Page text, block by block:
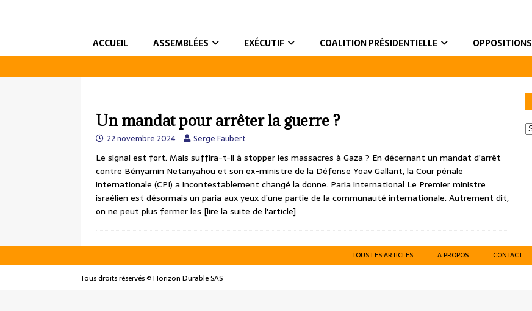
ACCUEIL ASSEMBLÉES EXÉCUTIF COALITION PRÉSIDENTIELLE OPPOSITIONS
Un mandat pour arrêter la guerre ?
22 novembre 2024 Serge Faubert
Le signal est fort. Mais suffira-t-il à stopper les massacres à Gaza ? En décernant un mandat d’arrêt
contre Bényamin Netanyahou et son ex-ministre de la Défense Yoav Gallant, la Cour pénale
internationale (CPI) a incontestablement changé la donne. Paria international Le Premier ministre
israélien est désormais un paria aux yeux d’une partie de la communauté internationale. Autrement dit,
on ne peut plus fermer les [lire la suite de l'article]
TOUS LES ARTICLES A PROPOS CONTACT
Tous droits réservés © Horizon Durable SAS